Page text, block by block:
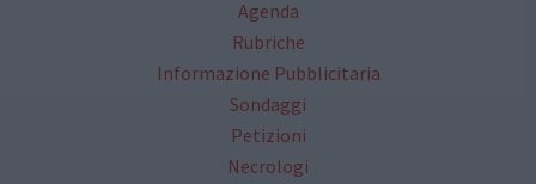
Agenda
Rubriche
Informazione Pubblicitaria
Sondaggi
Petizioni
Necrologi